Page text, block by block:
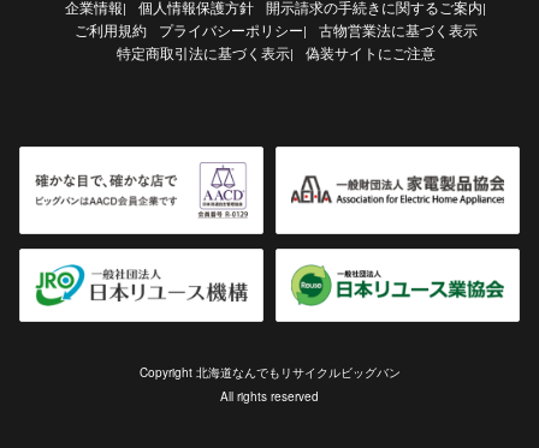
企業情報| 個人情報保護方針 開示請求の手続きに関するご案内|
ご利用規約 プライバシーポリシー|
古物営業法に基づく表示
特定商取引法に基づく表示| 偽装サイトにご注意
Copyright 北海道なんでもリサイクルビッグバン
All rights reserved